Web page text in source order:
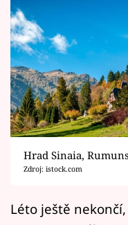
Seriály
Horoskopy
Sledujte prima+
Filmový
Pořady
Mámy sobě
Hrad Sinaia,
Zdroj: istock.com
Léto ještě